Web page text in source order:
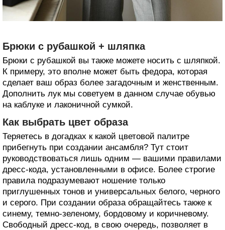
Брюки с рубашкой + шляпка
Брюки с рубашкой вы также можете носить с шляпкой.
К примеру, это вполне может быть федора, которая
сделает ваш образ более загадочным и женственным.
Дополнить лук мы советуем в данном случае обувью
на каблуке и лаконичной сумкой.
Как выбрать цвет образа
Теряетесь в догадках к какой цветовой палитре
прибегнуть при создании ансамбля? Тут стоит
руководствоваться лишь одним — вашими правилами
дресс-кода, установленными в офисе. Более строгие
правила подразумевают ношение только
приглушенных тонов и универсальных белого, черного
и серого. При создании образа обращайтесь также к
синему, темно-зеленому, бордовому и коричневому.
Свободный дресс-код, в свою очередь, позволяет в